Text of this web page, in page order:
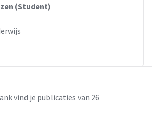
(Student)
vind je publicaties van 26